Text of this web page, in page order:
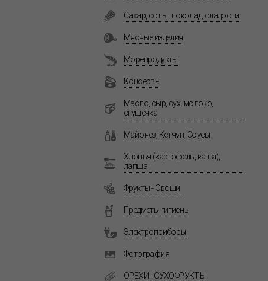
Сахар, соль, шоколад, сладости
Мясные изделия
Морепродукты
Консервы
Масло, сыр, сух. молоко,
сгущенка
Майонез, Кетчуп, Соусы
Хлопья (картофель, каша),
лапша
Фрукты - Овощи
Предметы гигиены
Электроприборы
Фотография
ОРЕХИ - СУХОФРУКТЫ